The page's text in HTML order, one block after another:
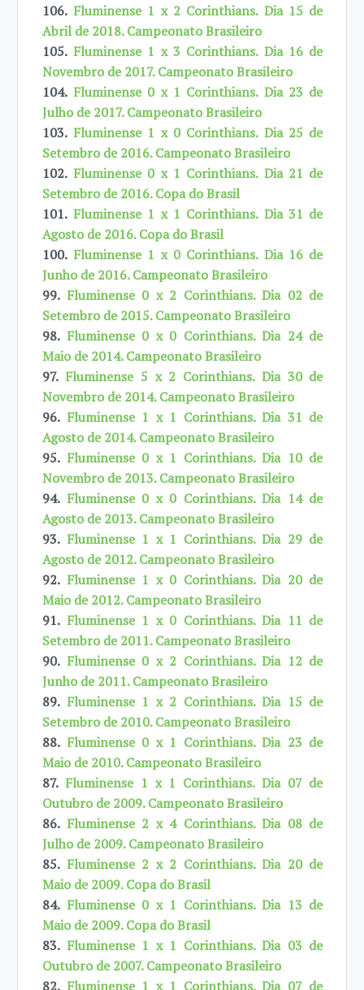
106. Fluminense 1 x 2 Corinthians. Dia 15 de
Abril de 2018. Campeonato Brasileiro
105. Fluminense 1 x 3 Corinthians. Dia 16 de
Novembro de 2017. Campeonato Brasileiro
104. Fluminense 0 x 1 Corinthians. Dia 23 de
Julho de 2017. Campeonato Brasileiro
103. Fluminense 1 x 0 Corinthians. Dia 25 de
Setembro de 2016. Campeonato Brasileiro
102. Fluminense 0 x 1 Corinthians. Dia 21 de
Setembro de 2016. Copa do Brasil
101. Fluminense 1 x 1 Corinthians. Dia 31 de
Agosto de 2016. Copa do Brasil
100. Fluminense 1 x 0 Corinthians. Dia 16 de
Junho de 2016. Campeonato Brasileiro
99. Fluminense 0 x 2 Corinthians. Dia 02 de
Setembro de 2015. Campeonato Brasileiro
98. Fluminense 0 x 0 Corinthians. Dia 24 de
Maio de 2014. Campeonato Brasileiro
97. Fluminense 5 x 2 Corinthians. Dia 30 de
Novembro de 2014. Campeonato Brasileiro
96. Fluminense 1 x 1 Corinthians. Dia 31 de
Agosto de 2014. Campeonato Brasileiro
95. Fluminense 0 x 1 Corinthians. Dia 10 de
Novembro de 2013. Campeonato Brasileiro
94. Fluminense 0 x 0 Corinthians. Dia 14 de
Agosto de 2013. Campeonato Brasileiro
93. Fluminense 1 x 1 Corinthians. Dia 29 de
Agosto de 2012. Campeonato Brasileiro
92. Fluminense 1 x 0 Corinthians. Dia 20 de
Maio de 2012. Campeonato Brasileiro
91. Fluminense 1 x 0 Corinthians. Dia 11 de
Setembro de 2011. Campeonato Brasileiro
90. Fluminense 0 x 2 Corinthians. Dia 12 de
Junho de 2011. Campeonato Brasileiro
89. Fluminense 1 x 2 Corinthians. Dia 15 de
Setembro de 2010. Campeonato Brasileiro
88. Fluminense 0 x 1 Corinthians. Dia 23 de
Maio de 2010. Campeonato Brasileiro
87. Fluminense 1 x 1 Corinthians. Dia 07 de
Outubro de 2009. Campeonato Brasileiro
86. Fluminense 2 x 4 Corinthians. Dia 08 de
Julho de 2009. Campeonato Brasileiro
85. Fluminense 2 x 2 Corinthians. Dia 20 de
Maio de 2009. Copa do Brasil
84. Fluminense 0 x 1 Corinthians. Dia 13 de
Maio de 2009. Copa do Brasil
83. Fluminense 1 x 1 Corinthians. Dia 03 de
Outubro de 2007. Campeonato Brasileiro
82. Fluminense 1 x 1 Corinthians. Dia 07 de